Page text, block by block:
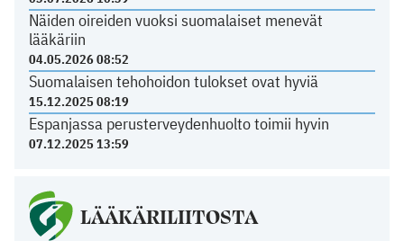
Näiden oireiden vuoksi suomalaiset menevät
lääkäriin
04.05.2026 08:52
Suomalaisen tehohoidon tulokset ovat hyviä
15.12.2025 08:19
Espanjassa perusterveydenhuolto toimii hyvin
07.12.2025 13:59
LÄÄKÄRILIITOSTA